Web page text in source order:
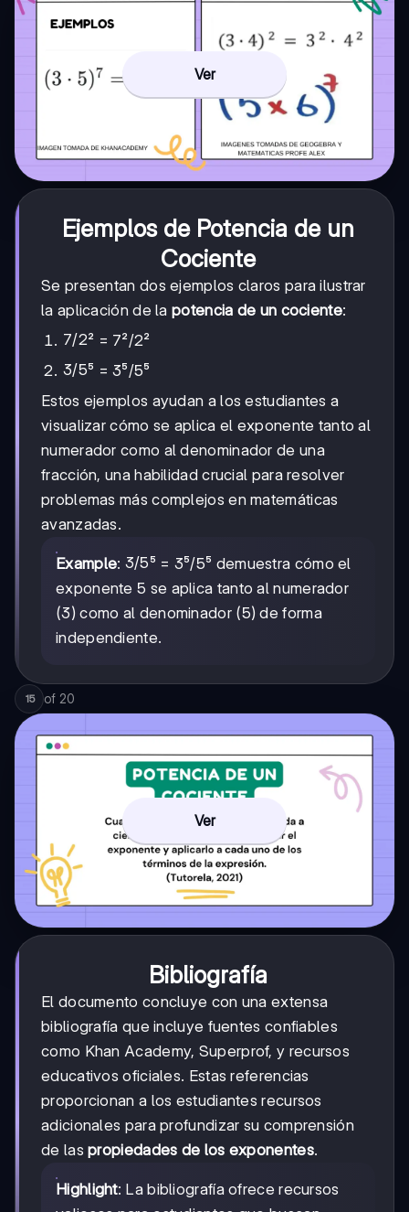
Ver
Ejemplos de Potencia de un
Cociente
Se presentan dos ejemplos claros para ilustrar
la aplicación de lapotencia de un cociente:
7/2
7/2² = 7²/2²
3/5
3/5⁵ = 3⁵/5⁵
Estos ejemplos ayudan a los estudiantes a
visualizar cómo se aplica el exponente tanto al
numerador como al denominador de una
fracción, una habilidad crucial para resolver
problemas más complejos en matemáticas
avanzadas.
Example: 3/5
3/5⁵ = 3⁵/5⁵ demuestra cómo el
exponente 5 se aplica tanto al numerador
(3) como al denominador (5) de forma
independiente.
15 of 20
Ver
Bibliografía
El documento concluye con una extensa
bibliografía que incluye fuentes confiables
como Khan Academy, Superprof, y recursos
educativos oficiales. Estas referencias
proporcionan a los estudiantes recursos
adicionales para profundizar su comprensión
de laspropiedades de los exponentes.
Highlight: La bibliografía ofrece recursos